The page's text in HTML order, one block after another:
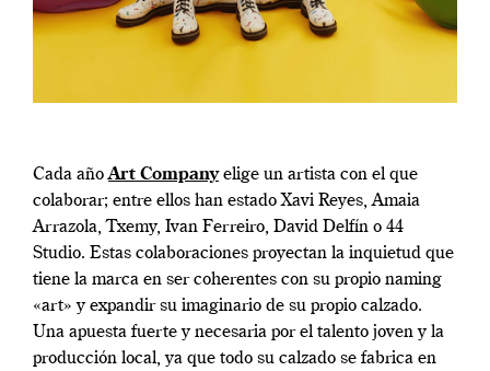
Cada añoArt Companyelige un artista con el que
colaborar; entre ellos han estado Xavi Reyes, Amaia
Arrazola, Txemy, Ivan Ferreiro, David Delfín o 44
Studio. Estas colaboraciones proyectan la inquietud que
tiene la marca en ser coherentes con su propio naming
«art» y expandir su imaginario de su propio calzado.
Una apuesta fuerte y necesaria por el talento joven y la
producción local, ya que todo su calzado se fabrica en